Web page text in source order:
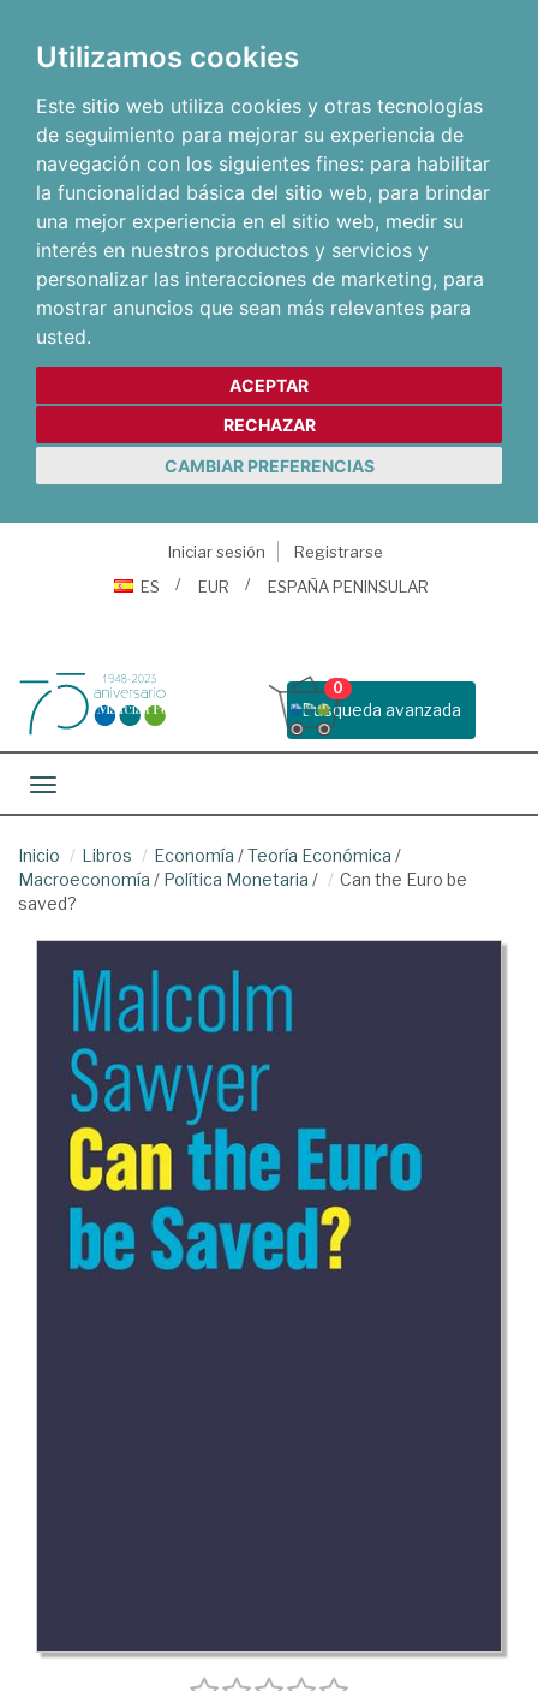
Utilizamos cookies
Este sitio web utiliza cookies y otras tecnologías
de seguimiento para mejorar su experiencia de
navegación con los siguientes fines: para habilitar
la funcionalidad básica del sitio web, para brindar
una mejor experiencia en el sitio web, medir su
interés en nuestros productos y servicios y
personalizar las interacciones de marketing, para
mostrar anuncios que sean más relevantes para
usted.
ACEPTAR
RECHAZAR
CAMBIAR PREFERENCIAS
Iniciar sesión
Registrarse
ES
EUR ESPAÑA PENINSULAR
Busqueda avanzada
0
Toggle navigation
Inicio Libros Economía /Teoría Económica /
Macroeconomía / Política Monetaria /
Can the Euro be
saved?